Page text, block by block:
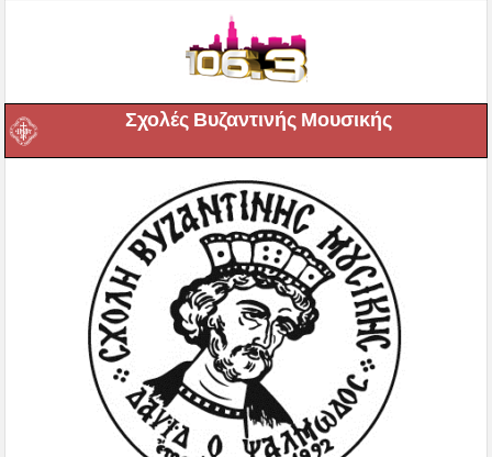
Σχολές Βυζαντινής Μουσικής